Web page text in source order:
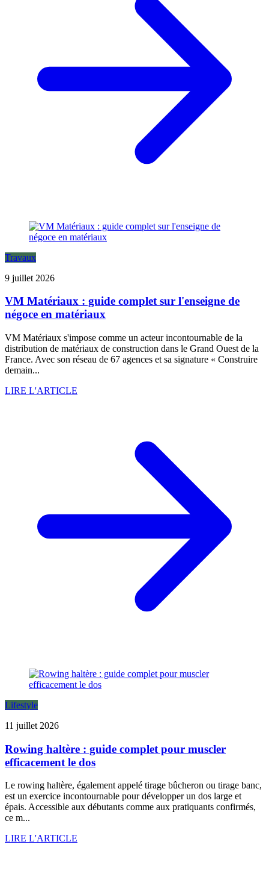
Travaux
9 juillet 2026
VM Matériaux : guide complet sur l'enseigne de
négoce en matériaux
VM Matériaux s'impose comme un acteur incontournable de la
distribution de matériaux de construction dans le Grand Ouest de la
France. Avec son réseau de 67 agences et sa signature « Construire
demain...
LIRE L'ARTICLE
Lifestyle
11 juillet 2026
Rowing haltère : guide complet pour muscler
efficacement le dos
Le rowing haltère, également appelé tirage bûcheron ou tirage banc,
est un exercice incontournable pour développer un dos large et
épais. Accessible aux débutants comme aux pratiquants confirmés,
ce m...
LIRE L'ARTICLE